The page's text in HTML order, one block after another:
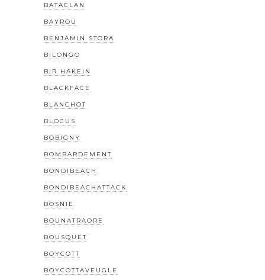
BATACLAN
BAYROU
BENJAMIN STORA
BILONGO
BIR HAKEIN
BLACKFACE
BLANCHOT
BLOCUS
BOBIGNY
BOMBARDEMENT
BONDIBEACH
BONDIBEACHATTACK
BOSNIE
BOUNATRAORE
BOUSQUET
BOYCOTT
BOYCOTTAVEUGLE